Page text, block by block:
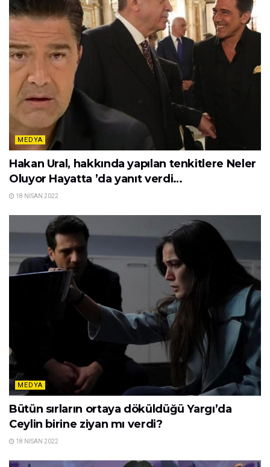
MEDYA
Hakan Ural, hakkında yapılan tenkitlere Neler
Oluyor Hayatta ’da yanıt verdi…
18 NISAN 2022
MEDYA
Bütün sırların ortaya döküldüğü Yargı’da
Ceylin birine ziyan mı verdi?
18 NISAN 2022